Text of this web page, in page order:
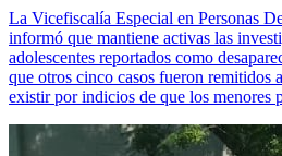
La Vicefiscalía Especial en Personas
informó que mantiene activas las
adolescentes reportados como
que otros cinco casos fueron remitidos
existir por indicios de que los menores